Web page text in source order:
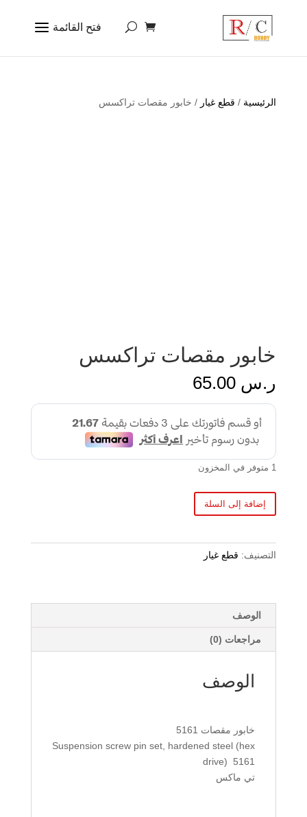
الرئيسية / قطع غيار / خابور مقصات تراكسس
خابور مقصات تراكسس
ر.س
1 متوفر في المخزون
إضافة إلى السلة
التصنيف: قطع غيار
الوصف
مراجعات (0)
الوصف
خابور مقصات 5161
Suspension screw pin set, hardened steel (hex
drive) 5161
تي ماكس